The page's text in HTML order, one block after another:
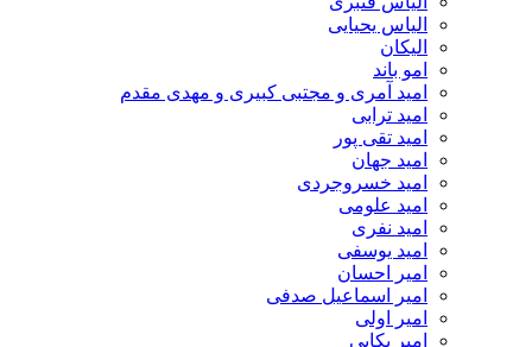
الیاس یحیایی
امو باند
امید آمری و مجتبی کبیری و مهدى مقدم
امید ترابی
امید تقی پور
امید جهان
امید خسروجردی
امید علومی
امید نفری
امید یوسفی
امیر احسان
امیر اسماعیل صدفی
امیر اولی
امیر بکایی